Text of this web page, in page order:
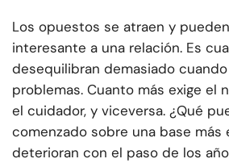
Los opuestos se atraen y
interesante a una relación. Es
desequilibran demasiado
problemas. Cuanto más exige el
el cuidador, y viceversa. ¿Qué
comenzado sobre una base más
deterioran con el paso de los